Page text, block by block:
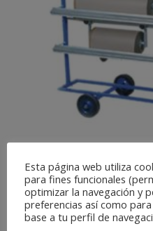
CARRO
Esta página web utiliza
para fines funcionales
optimizar la navegación y
preferencias así como
base a tu perfil de